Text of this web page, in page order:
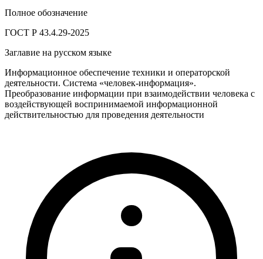
Полное обозначение
ГОСТ Р 43.4.29-2025
Заглавие на русском языке
Информационное обеспечение техники и операторской
деятельности. Система «человек-информация».
Преобразование информации при взаимодействии человека с
воздействующей воспринимаемой информационной
действительностью для проведения деятельности